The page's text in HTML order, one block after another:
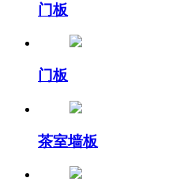
门板
门板
茶室墙板